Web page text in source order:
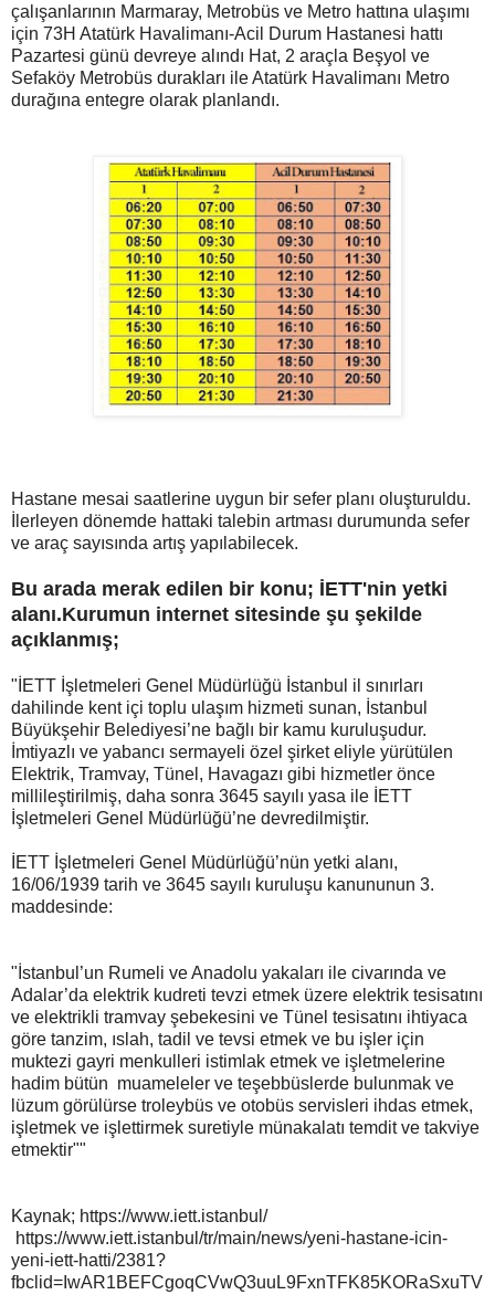
çalışanlarının Marmaray, Metrobüs ve Metro hattına ulaşımı
için 73H Atatürk Havalimanı-Acil Durum Hastanesi hattı
Pazartesi günü devreye alındı Hat, 2 araçla Beşyol ve
Sefaköy Metrobüs durakları ile Atatürk Havalimanı Metro
durağına entegre olarak planlandı.
Hastane mesai saatlerine uygun bir sefer planı oluşturuldu.
İlerleyen dönemde hattaki talebin artması durumunda sefer
ve araç sayısında artış yapılabilecek.
Bu arada merak edilen bir konu; İETT'nin yetki
alanı.Kurumun internet sitesinde şu şekilde
açıklanmış;
"İETT İşletmeleri Genel Müdürlüğü İstanbul il sınırları
dahilinde kent içi toplu ulaşım hizmeti sunan, İstanbul
Büyükşehir Belediyesi’ne bağlı bir kamu kuruluşudur.
İmtiyazlı ve yabancı sermayeli özel şirket eliyle yürütülen
Elektrik, Tramvay, Tünel, Havagazı gibi hizmetler önce
millileştirilmiş, daha sonra 3645 sayılı yasa ile İETT
İşletmeleri Genel Müdürlüğü’ne devredilmiştir.
İETT İşletmeleri Genel Müdürlüğü’nün yetki alanı,
16/06/1939 tarih ve 3645 sayılı kuruluşu kanununun 3.
maddesinde:
"İstanbul’un Rumeli ve Anadolu yakaları ile civarında ve
Adalar’da elektrik kudreti tevzi etmek üzere elektrik tesisatını
ve elektrikli tramvay şebekesini ve Tünel tesisatını ihtiyaca
göre tanzim, ıslah, tadil ve tevsi etmek ve bu işler için
muktezi gayri menkulleri istimlak etmek ve işletmelerine
hadim bütün muameleler ve teşebbüslerde bulunmak ve
lüzum görülürse troleybüs ve otobüs servisleri ihdas etmek,
işletmek ve işlettirmek suretiyle münakalatı temdit ve takviye
etmektir""
Kaynak; https://www.iett.istanbul/
https://www.iett.istanbul/tr/main/news/yeni-hastane-icin-
yeni-iett-hatti/2381?
fbclid=IwAR1BEFCgoqCVwQ3uuL9FxnTFK85KORaSxuTV